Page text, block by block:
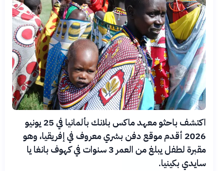
اكتشف باحثو معهد ماكس بلانك بألمانيا في 25 يونيو
2026 أقدم موقع دفن بشري معروف في إفريقيا، وهو
مقبرة لطفل يبلغ من العمر 3 سنوات في كهوف بانغا يا
سايدي بكينيا.